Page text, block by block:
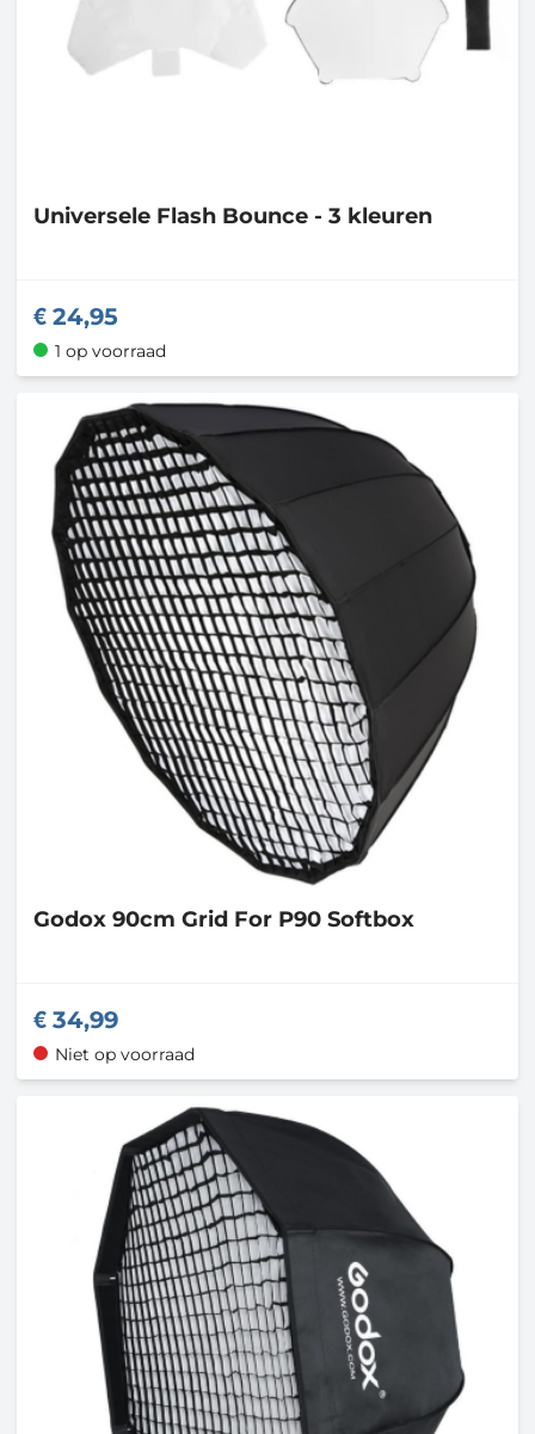
Universele Flash Bounce - 3 kleuren
24,95
1 op voorraad
Godox 90cm Grid For P90 Softbox
34,99
Niet op voorraad